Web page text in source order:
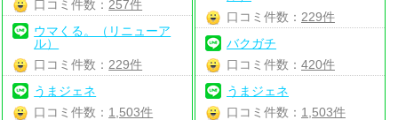
口コミ件数： 257件
ウマくる。（リニューア
ル）
口コミ件数： 229件
うまジェネ
口コミ件数： 1,503件
口コミ件数： 229件
バクガチ
口コミ件数： 420件
うまジェネ
口コミ件数： 1,503件